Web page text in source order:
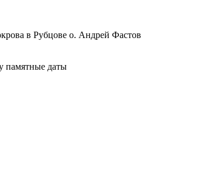
в Рубцове о. Андрей Фастов
памятные даты